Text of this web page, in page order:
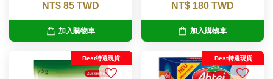
NT$ 85 TWD
加入購物車
NT$ 180 TWD
加入購物車
Best特選現貨 Best特選現貨